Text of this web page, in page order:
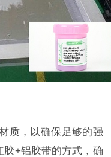
质，以确保足够的强
胶+铝胶带的方式，确